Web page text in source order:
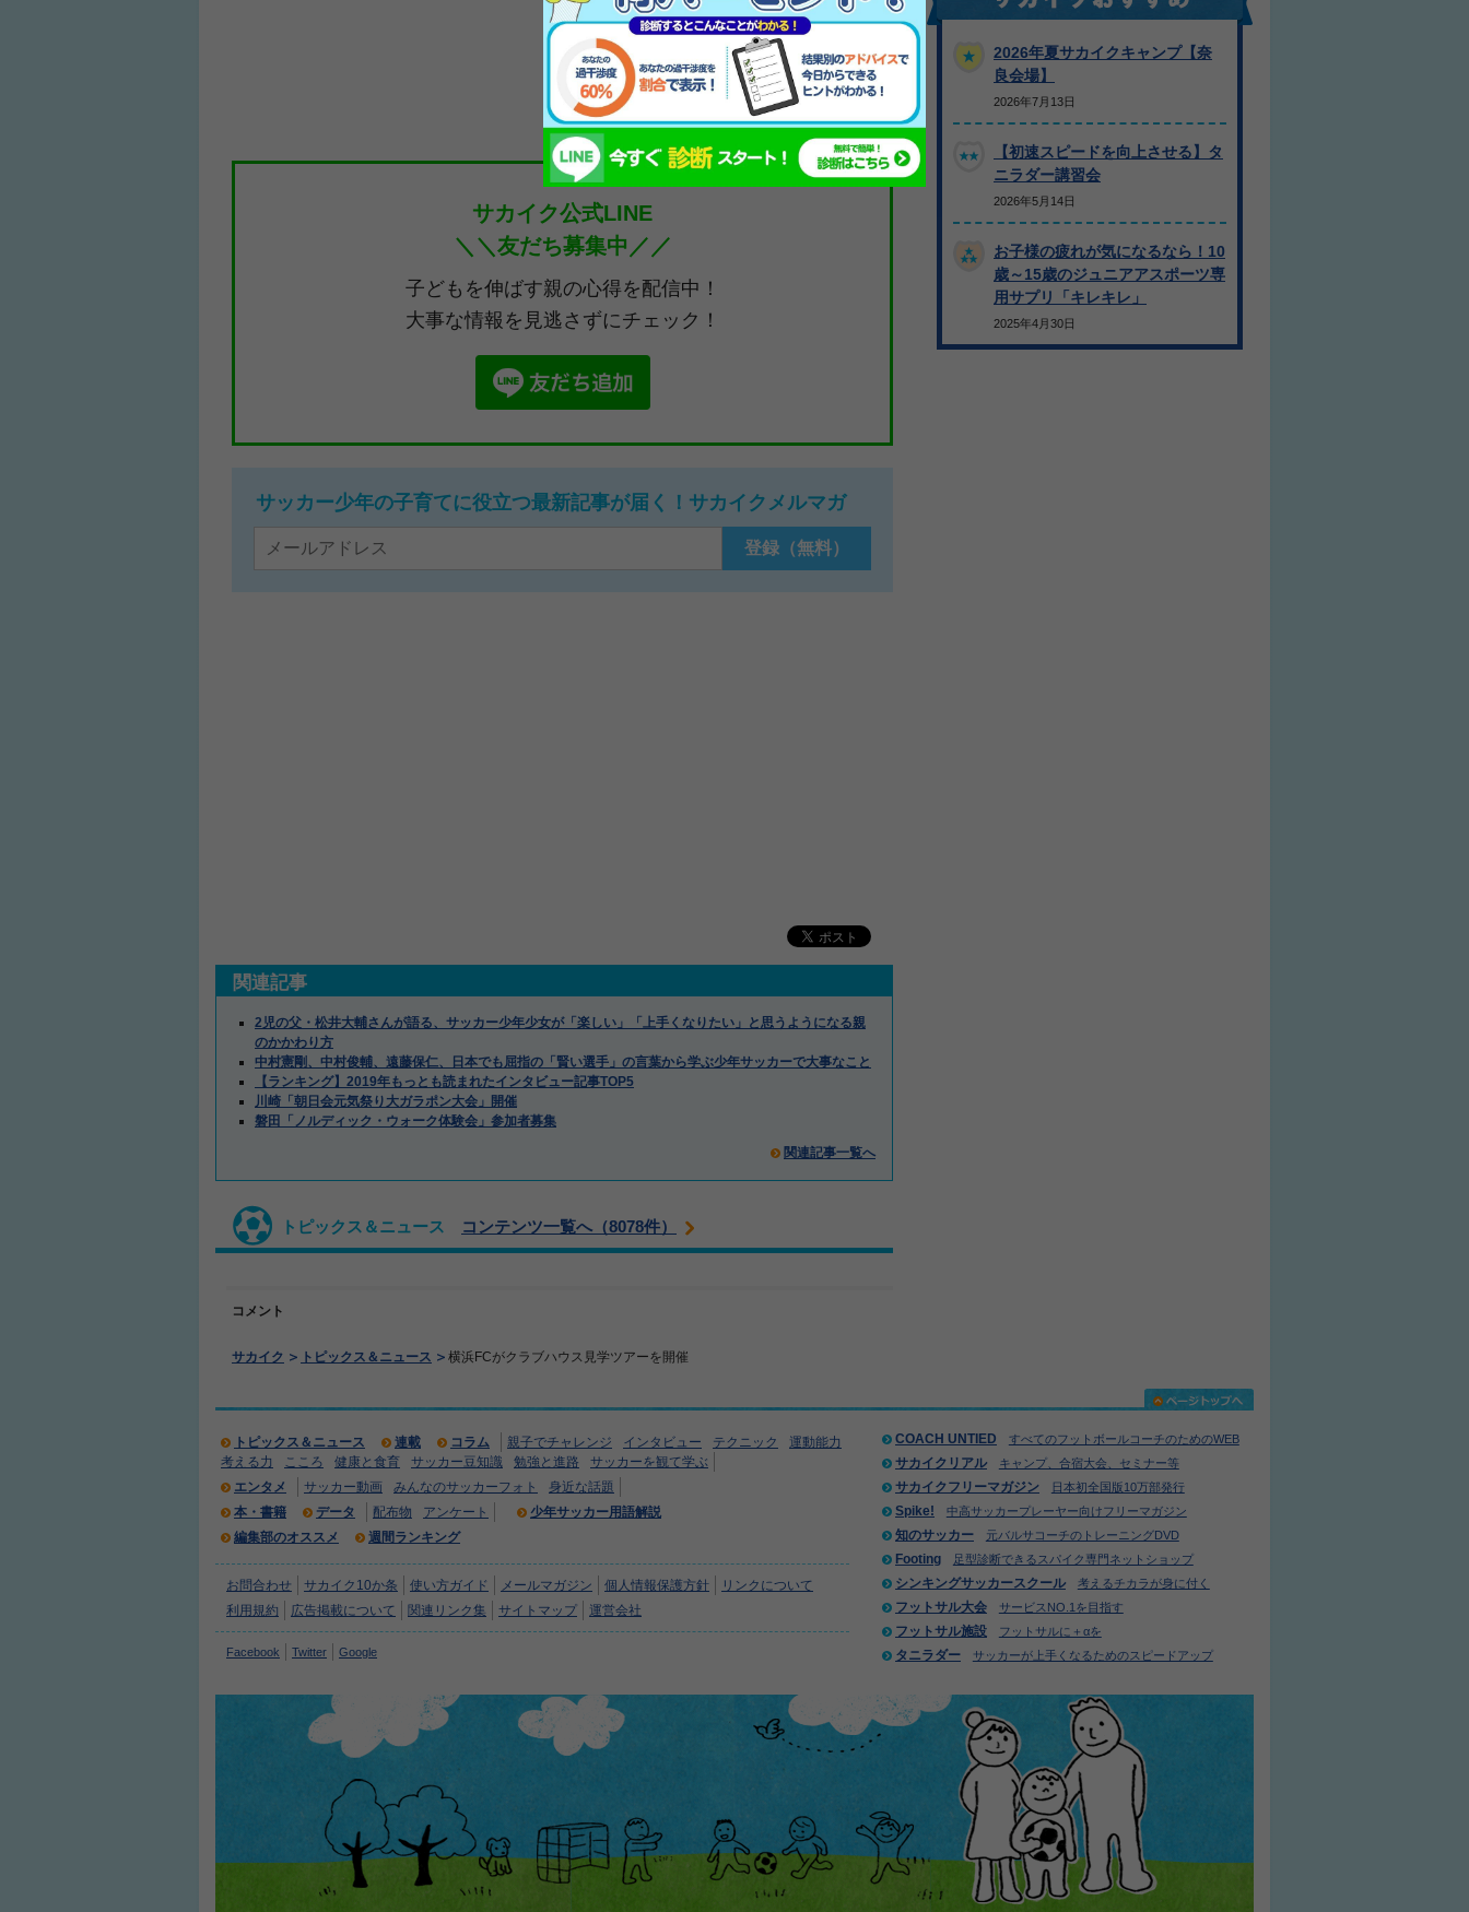
サカイク公式LINE
＼＼友だち募集中／／
子どもを伸ばす親の心得を配信中！
大事な情報を見逃さずにチェック！
サッカー少年の子育てに役立つ最新記事が届く！サカイクメルマガ
関連記事
2児の父・松井大輔さんが語る、サッカー少年少女が「楽しい」「上手くなりたい」と思うようになる親
のかかわり方
中村憲剛、中村俊輔、遠藤保仁、日本でも屈指の「賢い選手」の言葉から学ぶ少年サッカーで大事なこと
【ランキング】2019年もっとも読まれたインタビュー記事TOP5
川崎「朝日会元気祭り大ガラポン大会」開催
磐田「ノルディック・ウォーク体験会」参加者募集
関連記事一覧へ
トピックス＆ニュース コンテンツ一覧へ（8078件）
コメント
サカイク トピックス＆ニュース 横浜FCがクラブハウス見学ツアーを開催
2026年夏サカイクキャンプ【奈
良会場】
2026年7月13日
【初速スピードを向上させる】タ
ニラダー講習会
2026年5月14日
お子様の疲れが気になるなら！10
歳～15歳のジュニアアスポーツ専
用サプリ「キレキレ」
2025年4月30日
トピックス＆ニュース 連載 コラム 親子でチャレンジ インタビュー テクニック
運動能力
考える力
こころ 健康と食育 サッカー豆知識 勉強と進路
サッカーを観て学ぶ
エンタメ
サッカー動画 みんなのサッカーフォト
身近な話題
本・書籍
データ 配布物 アンケート
少年サッカー用語解説
編集部のオススメ
週間ランキング
お問合わせ サカイク10か条 使い方ガイド メールマガジン 個人情報保護方針
リンクについて
利用規約
広告掲載について 関連リンク集 サイトマップ 運営会社
Facebook Twitter Google
COACH UNTIED すべてのフットボールコーチのためのWEB
サカイクリアル キャンプ、合宿大会、セミナー等
サカイクフリーマガジン 日本初全国版10万部発行
Spike! 中高サッカープレーヤー向けフリーマガジン
知のサッカー 元バルサコーチのトレーニングDVD
Footing 足型診断できるスパイク専門ネットショップ
シンキングサッカースクール 考えるチカラが身に付く
フットサル大会 サービスNO.1を目指す
フットサル施設 フットサルに＋αを
タニラダー サッカーが上手くなるためのスピードアップ